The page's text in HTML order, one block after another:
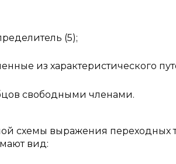
(5);
из характеристического
свободными членами.
схемы выражения переходных
вид: